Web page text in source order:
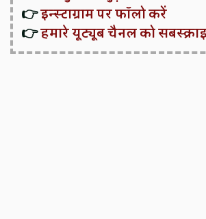
👉इन्स्टाग्राम पर फॉलो करें
👉हमारे यूट्यूब चैनल को